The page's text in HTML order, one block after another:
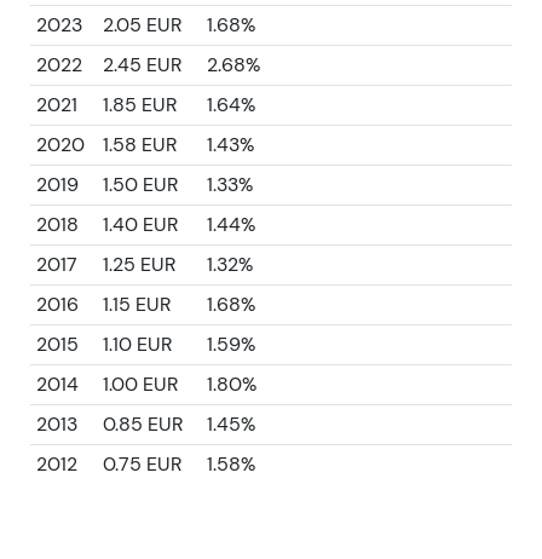
2023
2.05 EUR
1.68%
2022
2.45 EUR
2.68%
2021
1.85 EUR
1.64%
2020
1.58 EUR
1.43%
2019
1.50 EUR
1.33%
2018
1.40 EUR
1.44%
2017
1.25 EUR
1.32%
2016
1.15 EUR
1.68%
2015
1.10 EUR
1.59%
2014
1.00 EUR
1.80%
2013
0.85 EUR
1.45%
2012
0.75 EUR 1.58%